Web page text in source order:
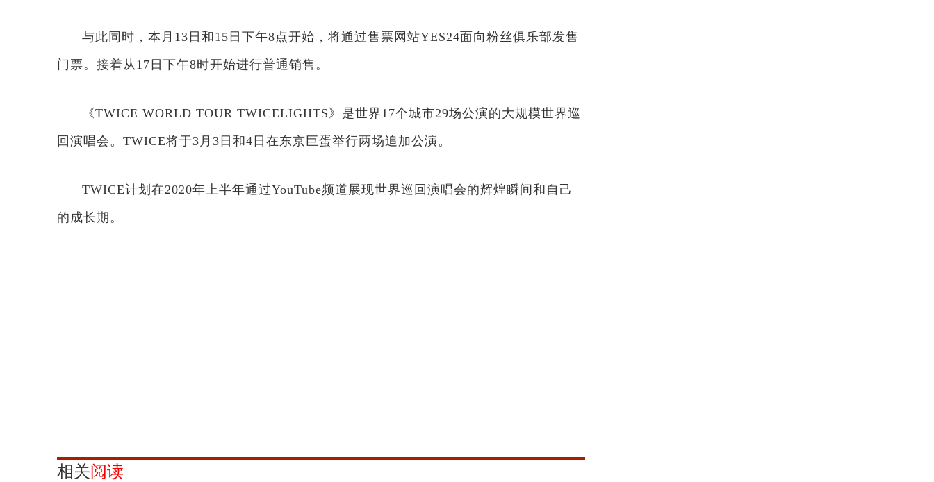
与此同时，本月13日和15日下午8点开始，将通过售票网站YES24面向粉丝俱乐部发售
门票。接着从17日下午8时开始进行普通销售。
《TWICE WORLD TOUR TWICELIGHTS》是世界17个城市29场公演的大规模世界巡
回演唱会。TWICE将于3月3日和4日在东京巨蛋举行两场追加公演。
TWICE计划在2020年上半年通过YouTube频道展现世界巡回演唱会的辉煌瞬间和自己
的成长期。
相关阅读